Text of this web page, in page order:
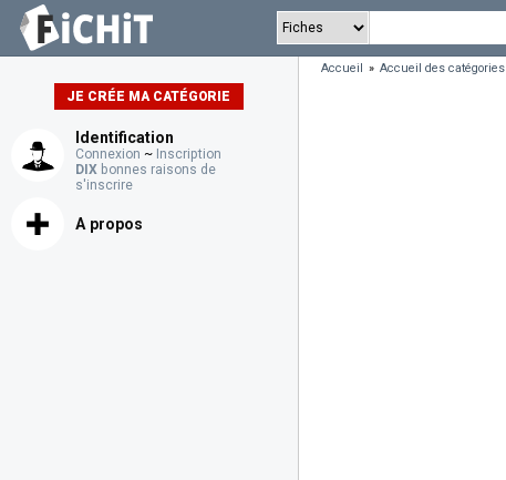
JE CRÉE MA CATÉGORIE
Identification
Connexion ~ Inscription
DIX bonnes raisons de
s'inscrire
A propos
Accueil » Accueil des catégories